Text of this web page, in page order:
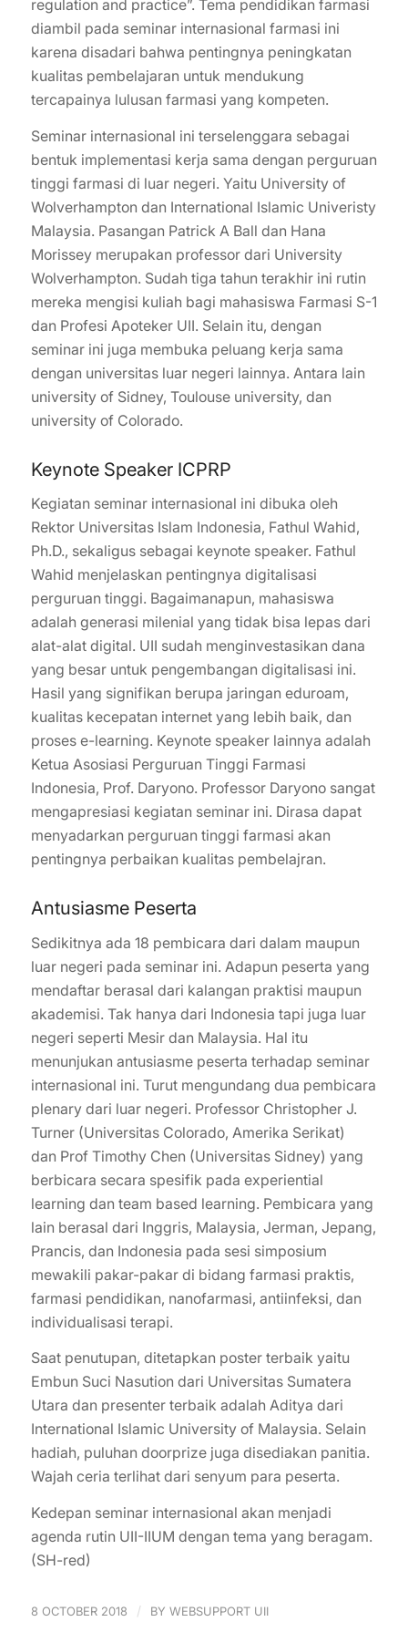
regulation and practice”. Tema pendidikan farmasi
diambil pada seminar internasional farmasi ini
karena disadari bahwa pentingnya peningkatan
kualitas pembelajaran untuk mendukung
tercapainya lulusan farmasi yang kompeten.
Seminar internasional ini terselenggara sebagai
bentuk implementasi kerja sama dengan perguruan
tinggi farmasi di luar negeri. Yaitu University of
Wolverhampton dan International Islamic Univeristy
Malaysia. Pasangan Patrick A Ball dan Hana
Morissey merupakan professor dari University
Wolverhampton. Sudah tiga tahun terakhir ini rutin
mereka mengisi kuliah bagi mahasiswa Farmasi S-1
dan Profesi Apoteker UII. Selain itu, dengan
seminar ini juga membuka peluang kerja sama
dengan universitas luar negeri lainnya. Antara lain
university of Sidney, Toulouse university, dan
university of Colorado.
Keynote Speaker ICPRP
Kegiatan seminar internasional ini dibuka oleh
Rektor Universitas Islam Indonesia, Fathul Wahid,
Ph.D., sekaligus sebagai keynote speaker. Fathul
Wahid menjelaskan pentingnya digitalisasi
perguruan tinggi. Bagaimanapun, mahasiswa
adalah generasi milenial yang tidak bisa lepas dari
alat-alat digital. UII sudah menginvestasikan dana
yang besar untuk pengembangan digitalisasi ini.
Hasil yang signifikan berupa jaringan eduroam,
kualitas kecepatan internet yang lebih baik, dan
proses e-learning. Keynote speaker lainnya adalah
Ketua Asosiasi Perguruan Tinggi Farmasi
Indonesia, Prof. Daryono. Professor Daryono sangat
mengapresiasi kegiatan seminar ini. Dirasa dapat
menyadarkan perguruan tinggi farmasi akan
pentingnya perbaikan kualitas pembelajran.
Antusiasme Peserta
Sedikitnya ada 18 pembicara dari dalam maupun
luar negeri pada seminar ini. Adapun peserta yang
mendaftar berasal dari kalangan praktisi maupun
akademisi. Tak hanya dari Indonesia tapi juga luar
negeri seperti Mesir dan Malaysia. Hal itu
menunjukan antusiasme peserta terhadap seminar
internasional ini. Turut mengundang dua pembicara
plenary dari luar negeri. Professor Christopher J.
Turner (Universitas Colorado, Amerika Serikat)
dan Prof Timothy Chen (Universitas Sidney) yang
berbicara secara spesifik pada experiential
learning dan team based learning. Pembicara yang
lain berasal dari Inggris, Malaysia, Jerman, Jepang,
Prancis, dan Indonesia pada sesi simposium
mewakili pakar-pakar di bidang farmasi praktis,
farmasi pendidikan, nanofarmasi, antiinfeksi, dan
individualisasi terapi.
Saat penutupan, ditetapkan poster terbaik yaitu
Embun Suci Nasution dari Universitas Sumatera
Utara dan presenter terbaik adalah Aditya dari
International Islamic University of Malaysia. Selain
hadiah, puluhan doorprize juga disediakan panitia.
Wajah ceria terlihat dari senyum para peserta.
Kedepan seminar internasional akan menjadi
agenda rutin UII-IIUM dengan tema yang beragam.
(SH-red)
8 OCTOBER 2018 / BY WEBSUPPORT UII